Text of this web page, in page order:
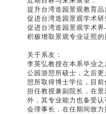
提升台湾造园景观教育品
促进台湾造园景观学术研
促进台湾造园景观学术
积极增取景观专业证照
关于系友：
李英弘教授在本系毕业
公园游憩所硕士，之后
憩所取得博士学位，目
担任教授兼副院长，在
外，其专业能力也备受
会理事长，在任期间致力